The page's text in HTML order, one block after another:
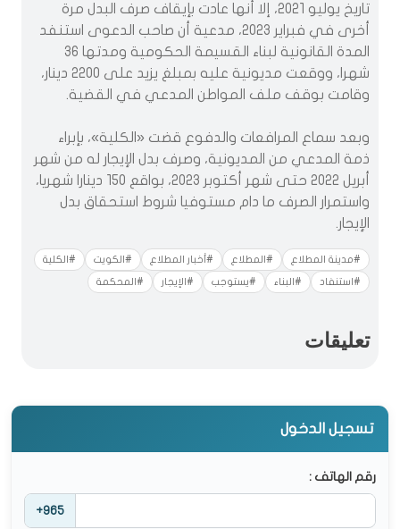
تاريخ يوليو 2021، إلا أنها عادت بإيقاف صرف البدل مرة
أخرى في فبراير 2023، مدعية أن صاحب الدعوى استنفد
المدة القانونية لبناء القسيمة الحكومية ومدتها 36
شهرا، ووقعت مديونية عليه بمبلغ يزيد على 2200 دينار،
وقامت بوقف ملف المواطن المدعي في القضية.
وبعد سماع المرافعات والدفوع قضت «الكلية»، بإبراء
ذمة المدعي من المديونية، وصرف بدل الإيجار له من شهر
أبريل 2022 حتى شهر أكتوبر 2023، بواقع 150 دينارا شهريا،
واستمرار الصرف ما دام مستوفيا شروط استحقاق بدل
الإيجار.
#مدينة المطلاع #المطلاع #أخبار المطلاع #الكويت #الكلية
#استنفاد #البناء #يستوجب #الإيجار #المحكمة
تعليقات
تسجيل الدخول
رقم الهاتف :
+965